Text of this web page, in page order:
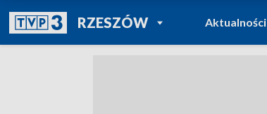
RZESZÓWPOWRÓT DO
TVP REGIONY
Aktualności